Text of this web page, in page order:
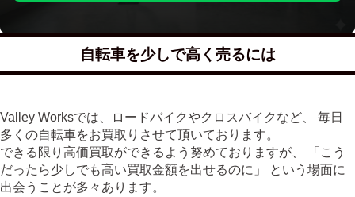
自転車を少しで高く売るには
Valley Worksでは、ロードバイクやクロスバイクなど、 毎日
多くの自転車をお買取りさせて頂いております。
できる限り高価買取ができるよう努めておりますが、 「こう
だったら少しでも高い買取金額を出せるのに」 という場面に
出会うことが多々あります。